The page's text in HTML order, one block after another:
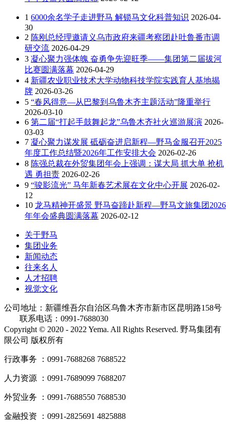
1 6000余名学子走进野马 解锁马文化科普知识 2026-04-
30
2 陈刚总经理邀请义乌市政府来疆考察团赴吐鲁番市调
研交流 2026-04-29
3 凝心聚力强体魄 奋勇争先迎旺季——集团第二届拔河
比赛圆满落幕 2026-04-29
4 新疆农业职业技术大学动物科技学院实践育人基地揭
牌 2026-03-26
5 “春风得意—从巴黎到乌鲁木齐主题活动”隆重举行
2026-03-10
6 第二届“打起手鼓舞起龙”乌鲁木齐社火巡游展演 2026-
03-03
7 凝心聚力谋发展 砥砺奋进启新程—野马金服召开2025
年度工作总结暨2026年工作安排大会 2026-02-26
8 陈强总裁在外贸集团年会上强调：谋大局 抓大单 抢机
遇 勇担责 2026-02-26
9 “骏影流光” 马年新春艺术展在文化中心开展 2026-02-
12
10 龙马精神开盛景 野马奋蹄赴新程—野马文旅集团2026
年年会盛典圆满落幕 2026-02-12
关于野马
集团业务
新闻动态
往来名人
人才招聘
视觉文化
公司地址：新疆维吾尔自治区乌鲁木齐市新市区昆明路158号
联系电话：0991-7688030
Copyright © 2020 - 2022 Yema. All Rights Reserved. 野马集团有
限公司 版权所有
行政事务 ：0991-7688268 7688522
人力资源 ：0991-7689099 7688207
外贸业务 ：0991-7688550 7688530
金融投资 ：0991-2825691 4825888